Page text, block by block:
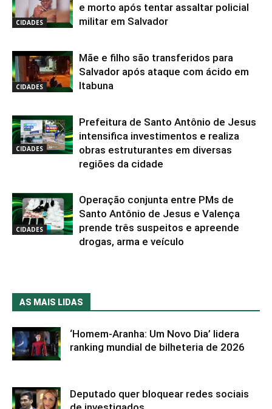
CIDADES
e morto após tentar assaltar policial
militar em Salvador
CIDADES
Mãe e filho são transferidos para
Salvador após ataque com ácido em
Itabuna
CIDADES
Prefeitura de Santo Antônio de Jesus
intensifica investimentos e realiza
obras estruturantes em diversas
regiões da cidade
CIDADES
Operação conjunta entre PMs de
Santo Antônio de Jesus e Valença
prende três suspeitos e apreende
drogas, arma e veículo
AS MAIS LIDAS
‘Homem-Aranha: Um Novo Dia’ lidera
ranking mundial de bilheteria de 2026
Deputado quer bloquear redes sociais